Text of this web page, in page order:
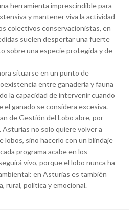
herramienta imprescindible para
y mantener viva la actividad
colectivos conservacionistas, en
suelen despertar una fuerte
sobre una especie protegida y de
situarse en un punto de
entre ganadería y fauna
la capacidad de intervenir cuando
el ganado se considera excesiva.
de Gestión del Lobo abre, por
no solo quiere volver a
lobos, sino hacerlo con un blindaje
programa acabe en los
vivo, porque el lobo nunca ha
en Asturias es también
rural, política y emocional.